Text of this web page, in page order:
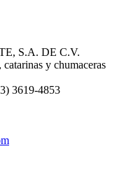
S.A. DE C.V.
y chumaceras
3619-4853